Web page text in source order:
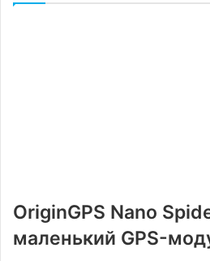
OriginGPS Nano
маленький GPS-